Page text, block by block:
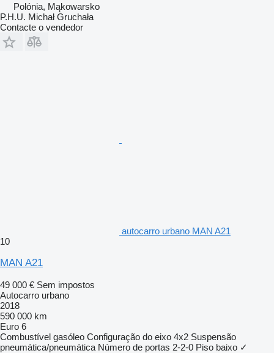
Polónia, Mąkowarsko
P.H.U. Michał Gruchała
Contacte o vendedor
autocarro urbano MAN A21
10
MAN A21
49 000 € Sem impostos
Autocarro urbano
2018
590 000 km
Euro 6
Combustível gasóleo Configuração do eixo 4x2 Suspensão
pneumática/pneumática Número de portas 2-2-0 Piso baixo ✓